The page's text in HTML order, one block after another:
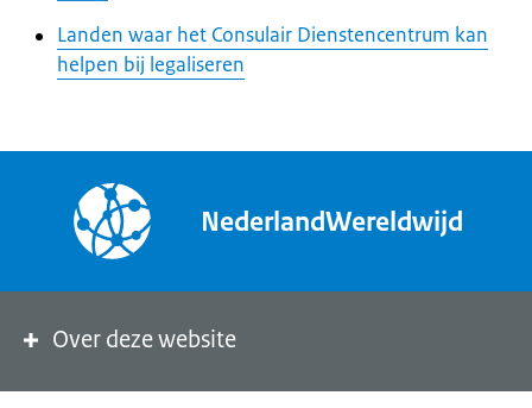
Landen waar het Consulair Dienstencentrum kan
helpen bij legaliseren
NederlandWereldwijd
Over deze website